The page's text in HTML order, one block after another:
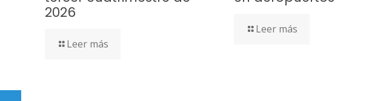
2026
Leer más
Leer más